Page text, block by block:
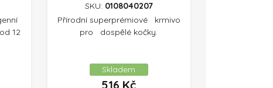
12
SKU: 0108040207
Přírodní superprémiové krmivo
pro dospělé kočky.
Skladem
516 Kč